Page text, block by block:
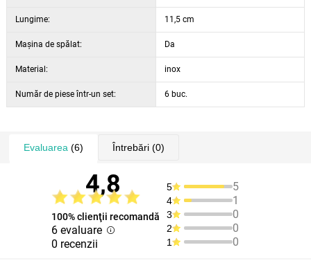
Lungime: 11,5 cm
Maşina de spălat: Da
Material: inox
Număr de piese într-un set: 6 buc.
Evaluarea (6) Întrebări(0)
4,8
100% clienţii recomandă
6 evaluare
0 recenzii
5 5
4 1
3 0
2 0
1 0